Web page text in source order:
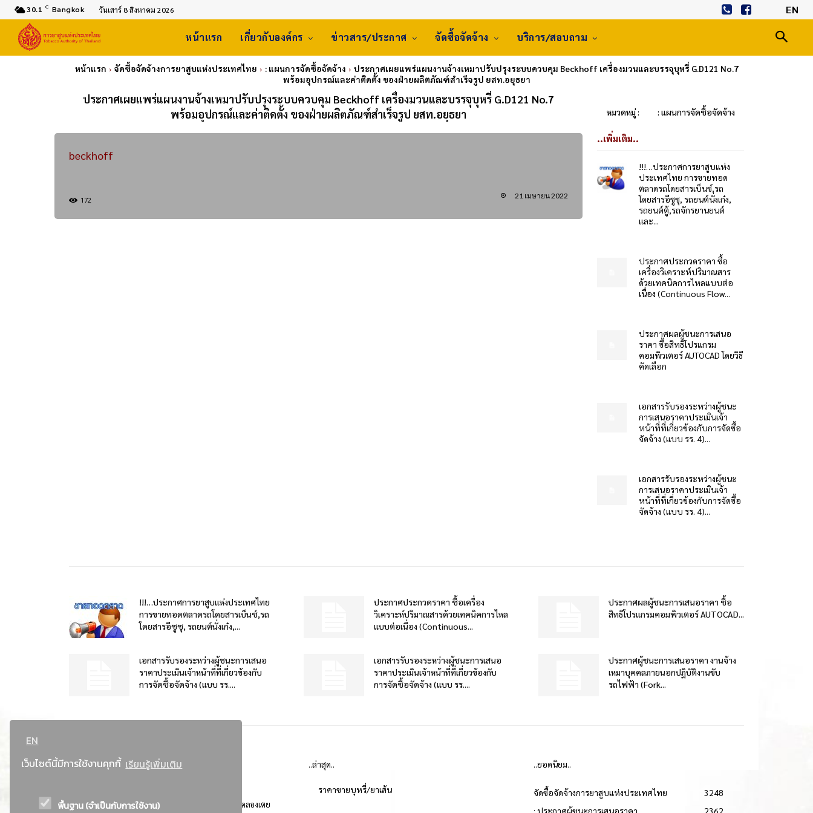
EN
เว็บไซต์นี้มีการใช้งานคุกกี้ เรียนรู้เพิ่มเติม
พื้นฐาน (จำเป็นกับการใช้งาน)
30.1 C Bangkok วันเสาร์ 8 สิงหาคม 2026 EN
หน้าแรก เกี่ยวกับองค์กร ข่าวสาร/ประกาศ จัดซื้อจัดจ้าง บริการ/สอบถาม
หน้าแรก จัดซื้อจัดจ้างการยาสูบแห่งประเทศไทย : แผนการจัดซื้อจัดจ้าง
ประกาศเผยแพร่แผนงานจ้างเหมาปรับปรุงระบบควบคุม Beckhoff เครื่องมวนและบรรจุบุหรี่ G.D121 No.7
พร้อมอุปกรณ์และค่าติดตั้ง ของฝ่ายผลิตภัณฑ์สำเร็จรูป ยสท.อยุธยา
ประกาศเผยแพร่แผนงานจ้างเหมาปรับปรุงระบบควบคุม Beckhoff เครื่องมวนและบรรจุบุหรี่ G.D121 No.7
พร้อมอุปกรณ์และค่าติดตั้ง ของฝ่ายผลิตภัณฑ์สำเร็จรูป ยสท.อยุธยา
หมวดหมู่ : : แผนการจัดซื้อจัดจ้าง
beckhoff
172 21 เมษายน 2022
..เพิ่มเติม..
!!!…ประกาศการยาสูบแห่ง
ประเทศไทย การขายทอด
ตลาดรถโดยสารเบ็นซ์,รถ
โดยสารอีซูซุ, รถยนต์นั่งเก๋ง,
รถยนต์ตู้,รถจักรยานยนต์
และ...
ประกาศประกวดราคา ซื้อ
เครื่องวิเคราะห์ปริมาณสาร
ด้วยเทคนิคการไหลแบบต่อ
เนื่อง (Continuous Flow...
ประกาศผลผู้ชนะการเสนอ
ราคา ซื้อสิทธิโปรแกรม
คอมพิวเตอร์ AUTOCAD โดยวิธี
คัดเลือก
เอกสารรับรองระหว่างผู้ชนะ
การเสนอราคาประเมินเจ้า
หน้าที่ที่เกี่ยวข้องกับการจัดซื้อ
จัดจ้าง (แบบ รร. 4)...
เอกสารรับรองระหว่างผู้ชนะ
การเสนอราคาประเมินเจ้า
หน้าที่ที่เกี่ยวข้องกับการจัดซื้อ
จัดจ้าง (แบบ รร. 4)...
!!!…ประกาศการยาสูบแห่งประเทศไทย
การขายทอดตลาดรถโดยสารเบ็นซ์,รถ
โดยสารอีซูซุ, รถยนต์นั่งเก๋ง,...
ประกาศประกวดราคา ซื้อเครื่อง
วิเคราะห์ปริมาณสารด้วยเทคนิคการไหล
แบบต่อเนื่อง (Continuous...
ประกาศผลผู้ชนะการเสนอราคา ซื้อ
สิทธิโปรแกรมคอมพิวเตอร์ AUTOCAD...
เอกสารรับรองระหว่างผู้ชนะการเสนอ
ราคาประเมินเจ้าหน้าที่ที่เกี่ยวข้องกับ
การจัดซื้อจัดจ้าง (แบบ รร....
เอกสารรับรองระหว่างผู้ชนะการเสนอ
ราคาประเมินเจ้าหน้าที่ที่เกี่ยวข้องกับ
การจัดซื้อจัดจ้าง (แบบ รร....
ประกาศผู้ชนะการเสนอราคา งานจ้าง
เหมาบุคคลภายนอกปฏิบัติงานขับ
รถไฟฟ้า (Fork...
ที่อยู่ : 184 ถนนพระรามที่ 4 แขวงคลองเตย เขตคลองเตย
..ล่าสุด..
ราคาขายบุหรี่/ยาเส้น
..ยอดนิยม..
จัดซื้อจัดจ้างการยาสูบแห่งประเทศไทย
3248
: ประกาศผู้ชนะการเสนอราคา
2362